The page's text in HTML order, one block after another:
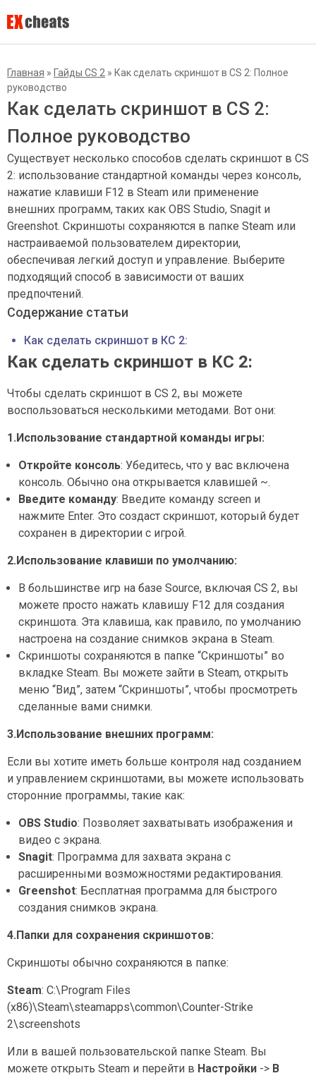
Главная » Гайды CS 2 » Как сделать скриншот в CS 2: Полное
руководство
Как сделать скриншот в CS 2:
Полное руководство
Существует несколько способов сделать скриншот в CS
2: использование стандартной команды через консоль,
нажатие клавиши F12 в Steam или применение
внешних программ, таких как OBS Studio, Snagit и
Greenshot. Скриншоты сохраняются в папке Steam или
настраиваемой пользователем директории,
обеспечивая легкий доступ и управление. Выберите
подходящий способ в зависимости от ваших
предпочтений.
Содержание статьи
Как сделать скриншот в КС 2:
Как сделать скриншот в КС 2:
Чтобы сделать скриншот в CS 2, вы можете
воспользоваться несколькими методами. Вот они:
1.Использование стандартной команды игры:
Откройте консоль: Убедитесь, что у вас включена
консоль. Обычно она открывается клавишей ~.
Введите команду: Введите команду screen и
нажмите Enter. Это создаст скриншот, который будет
сохранен в директории с игрой.
2.Использование клавиши по умолчанию:
В большинстве игр на базе Source, включая CS 2, вы
можете просто нажать клавишу F12 для создания
скриншота. Эта клавиша, как правило, по умолчанию
настроена на создание снимков экрана в Steam.
Скриншоты сохраняются в папке “Скриншоты” во
вкладке Steam. Вы можете зайти в Steam, открыть
меню “Вид”, затем “Скриншоты”, чтобы просмотреть
сделанные вами снимки.
3.Использование внешних программ:
Если вы хотите иметь больше контроля над созданием
и управлением скриншотами, вы можете использовать
сторонние программы, такие как:
OBS Studio: Позволяет захватывать изображения и
видео с экрана.
Snagit: Программа для захвата экрана с
расширенными возможностями редактирования.
Greenshot: Бесплатная программа для быстрого
создания снимков экрана.
4.Папки для сохранения скриншотов:
Скриншоты обычно сохраняются в папке:
Steam: C:\Program Files
(x86)\Steam\steamapps\common\Counter-Strike
2\screenshots
Или в вашей пользовательской папке Steam. Вы
можете открыть Steam и перейти в Настройки -> В